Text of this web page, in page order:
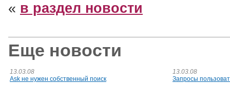
« в раздел новости
Еще новости
13.03.08
Ask не нужен собственный поиск
13.03.08
Запросы